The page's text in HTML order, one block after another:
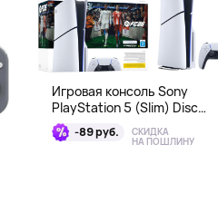
Игровая консоль Sony
PlayStation 5 (Slim) Disc
Edition + EA Sports FC 26
Bundle-89 руб. СКИДКА
НА ПОШЛИНУ